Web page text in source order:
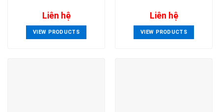
Liên hệ
VIEW PRODUCTS
Liên hệ
VIEW PRODUCTS